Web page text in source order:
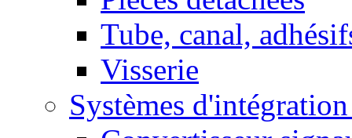
Tube, canal,
Visserie
Systèmes